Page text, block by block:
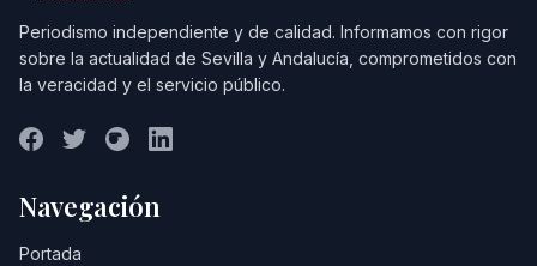
Periodismo independiente y de calidad. Informamos con rigor
sobre la actualidad de Sevilla y Andalucía, comprometidos con
la veracidad y el servicio público.
Navegación
Portada